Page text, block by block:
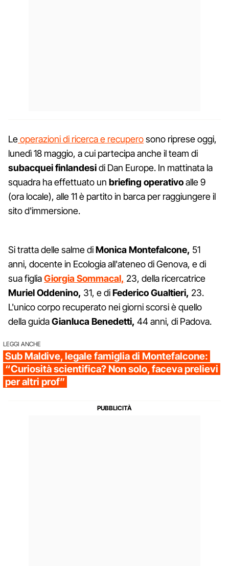
Leoperazioni di ricerca e recuperosono riprese oggi,
lunedì 18 maggio, a cui partecipa anche il team di
subacquei finlandesidi Dan Europe. In mattinata la
squadra ha effettuato un briefing operativoalle 9
(ora locale), alle 11 è partito in barca per raggiungere il
sito d'immersione.
Si tratta delle salme diMonica Montefalcone, 51
anni, docente in Ecologia all'ateneo di Genova, e di
sua figliaGiorgia Sommacal, 23, della ricercatrice
Muriel Oddenino, 31, e diFederico Gualtieri, 23.
L'unico corpo recuperato nei giorni scorsi è quello
della guidaGianluca Benedetti, 44 anni, di Padova.
LEGGI ANCHE
Sub Maldive, legale famiglia di Montefalcone:
“Curiosità scientifica? Non solo, faceva prelievi
per altri prof”